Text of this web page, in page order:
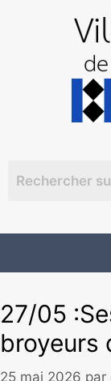
27/05
broyeurs
25 mai 2026 par